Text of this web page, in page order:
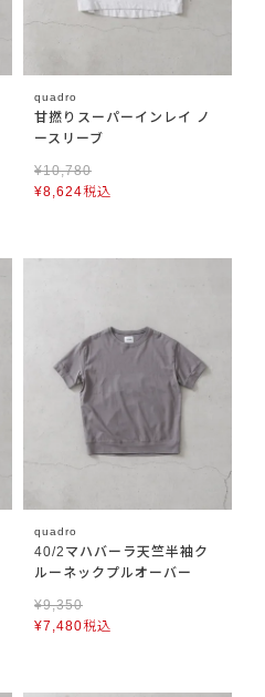
quadro
甘撚りスーパーインレイ ノ
ースリーブ
¥10,780
¥8,624税込
quadro
40/2マハバーラ天竺半袖ク
ルーネックプルオーバー
¥9,350
¥7,480税込